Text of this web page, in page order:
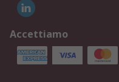
Accettiamo